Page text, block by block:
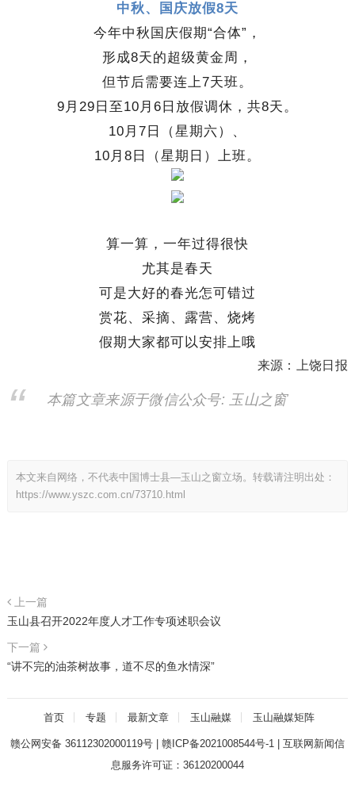
中秋、国庆放假8天
今年中秋国庆假期“合体”，
形成8天的超级黄金周，
但节后需要连上7天班。
9月29日至10月6日放假调休，共8天。
10月7日（星期六）、
10月8日（星期日）上班。
算一算，一年过得很快
尤其是春天
可是大好的春光怎可错过
赏花、采摘、露营、烧烤
假期大家都可以安排上哦
来源：上饶日报
本篇文章来源于微信公众号: 玉山之窗
本文来自网络，不代表中国博士县—玉山之窗立场。转载请注明出处：
https://www.yszc.com.cn/73710.html
上一篇
玉山县召开2022年度人才工作专项述职会议
下一篇
“讲不完的油茶树故事，道不尽的鱼水情深”
首页 专题 最新文章 玉山融媒 玉山融媒矩阵
赣公网安备 36112302000119号| 赣ICP备2021008544号-1| 互联网新闻信
息服务许可证：36120200044